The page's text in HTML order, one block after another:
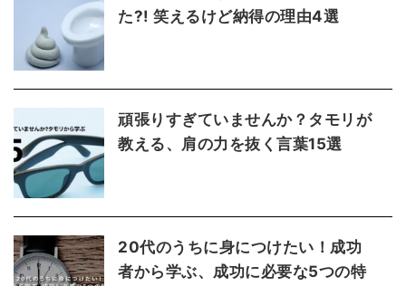
た?! 笑えるけど納得の理由4選
頑張りすぎていませんか？タモリが
教える、肩の力を抜く言葉15選
20代のうちに身につけたい！成功
者から学ぶ、成功に必要な5つの特